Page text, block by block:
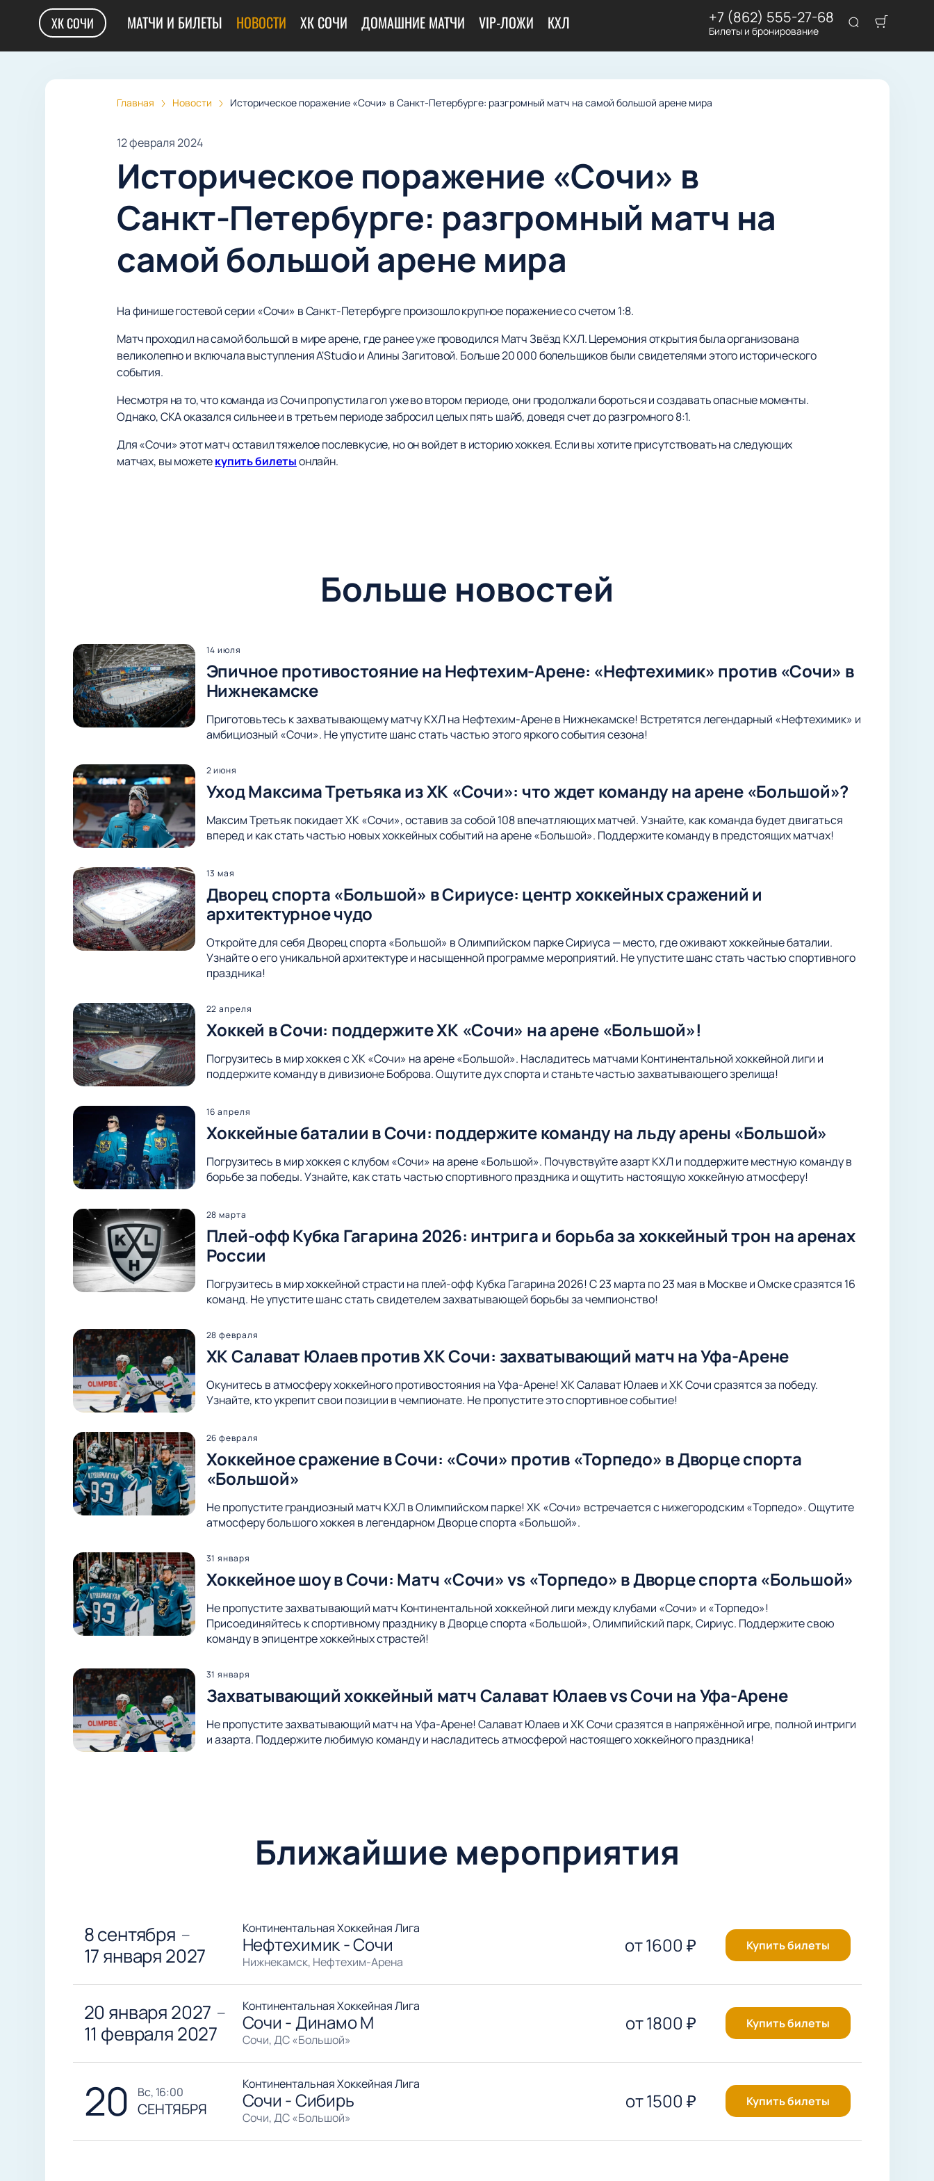
ХК СОЧИ МАТЧИ И БИЛЕТЫ НОВОСТИ ХК СОЧИ ДОМАШНИЕ МАТЧИ VIP-ЛОЖИ КХЛ +7 (862) 555-27-68
Билеты и бронирование
Главная Новости Историческое поражение «Сочи» в Санкт-Петербурге: разгромный матч на самой большой арене мира
12 февраля 2024
Историческое поражение «Сочи» в
Санкт-Петербурге: разгромный матч на
самой большой арене мира
На финише гостевой серии «Сочи» в Санкт-Петербурге произошло крупное поражение со счетом 1:8.
Матч проходил на самой большой в мире арене, где ранее уже проводился Матч Звёзд КХЛ. Церемония открытия была организована
великолепно и включала выступления A'Studio и Алины Загитовой. Больше 20 000 болельщиков были свидетелями этого исторического
события.
Несмотря на то, что команда из Сочи пропустила гол уже во втором периоде, они продолжали бороться и создавать опасные моменты.
Однако, СКА оказался сильнее и в третьем периоде забросил целых пять шайб, доведя счет до разгромного 8:1.
Для «Сочи» этот матч оставил тяжелое послевкусие, но он войдет в историю хоккея. Если вы хотите присутствовать на следующих
матчах, вы можетекупить билетыонлайн.
Больше новостей
14 июля
Эпичное противостояние на Нефтехим-Арене: «Нефтехимик» против «Сочи» в
Нижнекамске
Приготовьтесь к захватывающему матчу КХЛ на Нефтехим-Арене в Нижнекамске! Встретятся легендарный «Нефтехимик» и
амбициозный «Сочи». Не упустите шанс стать частью этого яркого события сезона!
2 июня
Уход Максима Третьяка из ХК «Сочи»: что ждет команду на арене «Большой»?
Максим Третьяк покидает ХК «Сочи», оставив за собой 108 впечатляющих матчей. Узнайте, как команда будет двигаться
вперед и как стать частью новых хоккейных событий на арене «Большой». Поддержите команду в предстоящих матчах!
13 мая
Дворец спорта «Большой» в Сириусе: центр хоккейных сражений и
архитектурное чудо
Откройте для себя Дворец спорта «Большой» в Олимпийском парке Сириуса — место, где оживают хоккейные баталии.
Узнайте о его уникальной архитектуре и насыщенной программе мероприятий. Не упустите шанс стать частью спортивного
праздника!
22 апреля
Хоккей в Сочи: поддержите ХК «Сочи» на арене «Большой»!
Погрузитесь в мир хоккея с ХК «Сочи» на арене «Большой». Насладитесь матчами Континентальной хоккейной лиги и
поддержите команду в дивизионе Боброва. Ощутите дух спорта и станьте частью захватывающего зрелища!
16 апреля
Хоккейные баталии в Сочи: поддержите команду на льду арены «Большой»
Погрузитесь в мир хоккея с клубом «Сочи» на арене «Большой». Почувствуйте азарт КХЛ и поддержите местную команду в
борьбе за победы. Узнайте, как стать частью спортивного праздника и ощутить настоящую хоккейную атмосферу!
28 марта
Плей-офф Кубка Гагарина 2026: интрига и борьба за хоккейный трон на аренах
России
Погрузитесь в мир хоккейной страсти на плей-офф Кубка Гагарина 2026! С 23 марта по 23 мая в Москве и Омске сразятся 16
команд. Не упустите шанс стать свидетелем захватывающей борьбы за чемпионство!
28 февраля
ХК Салават Юлаев против ХК Сочи: захватывающий матч на Уфа-Арене
Окунитесь в атмосферу хоккейного противостояния на Уфа-Арене! ХК Салават Юлаев и ХК Сочи сразятся за победу.
Узнайте, кто укрепит свои позиции в чемпионате. Не пропустите это спортивное событие!
26 февраля
Хоккейное сражение в Сочи: «Сочи» против «Торпедо» в Дворце спорта
«Большой»
Не пропустите грандиозный матч КХЛ в Олимпийском парке! ХК «Сочи» встречается с нижегородским «Торпедо». Ощутите
атмосферу большого хоккея в легендарном Дворце спорта «Большой».
31 января
Хоккейное шоу в Сочи: Матч «Сочи» vs «Торпедо» в Дворце спорта «Большой»
Не пропустите захватывающий матч Континентальной хоккейной лиги между клубами «Сочи» и «Торпедо»!
Присоединяйтесь к спортивному празднику в Дворце спорта «Большой», Олимпийский парк, Сириус. Поддержите свою
команду в эпицентре хоккейных страстей!
31 января
Захватывающий хоккейный матч Салават Юлаев vs Сочи на Уфа-Арене
Не пропустите захватывающий матч на Уфа-Арене! Салават Юлаев и ХК Сочи сразятся в напряжённой игре, полной интриги
и азарта. Поддержите любимую команду и насладитесь атмосферой настоящего хоккейного праздника!
Ближайшие мероприятия
8 сентября —
17 января 2027
Континентальная Хоккейная Лига
Нефтехимик - Сочи
Нижнекамск, Нефтехим-Арена
от1600 ₽ Купить билеты
20 января 2027 —
11 февраля 2027
Континентальная Хоккейная Лига
Сочи - Динамо М
Сочи, ДС «Большой»
от1800 ₽ Купить билеты
20 вс, 16:00
СЕНТЯБРЯ
Континентальная Хоккейная Лига
Сочи - Сибирь
Сочи, ДС «Большой»
от1500 ₽ Купить билеты